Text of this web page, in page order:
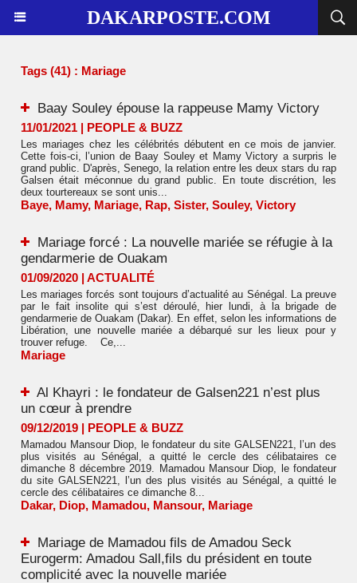
DAKARPOSTE.COM
Tags (41) : Mariage
Baay Souley épouse la rappeuse Mamy Victory
11/01/2021 | PEOPLE & BUZZ
Les mariages chez les célébrités débutent en ce mois de janvier.
Cette fois-ci, l’union de Baay Souley et Mamy Victory a surpris le
grand public. D'après, Senego, la relation entre les deux stars du rap
Galsen était méconnue du grand public. En toute discrétion, les
deux tourtereaux se sont unis...
Baye, Mamy, Mariage, Rap, Sister, Souley, Victory
Mariage forcé : La nouvelle mariée se réfugie à la
gendarmerie de Ouakam
01/09/2020 | ACTUALITÉ
Les mariages forcés sont toujours d’actualité au Sénégal. La preuve
par le fait insolite qui s’est déroulé, hier lundi, à la brigade de
gendarmerie de Ouakam (Dakar). En effet, selon les informations de
Libération, une nouvelle mariée a débarqué sur les lieux pour y
trouver refuge. Ce,...
Mariage
Al Khayri : le fondateur de Galsen221 n’est plus
un cœur à prendre
09/12/2019 | PEOPLE & BUZZ
Mamadou Mansour Diop, le fondateur du site GALSEN221, l’un des
plus visités au Sénégal, a quitté le cercle des célibataires ce
dimanche 8 décembre 2019. Mamadou Mansour Diop, le fondateur
du site GALSEN221, l’un des plus visités au Sénégal, a quitté le
cercle des célibataires ce dimanche 8...
Dakar, Diop, Mamadou, Mansour, Mariage
Mariage de Mamadou fils de Amadou Seck
Eurogerm: Amadou Sall,fils du président en toute
complicité avec la nouvelle mariée